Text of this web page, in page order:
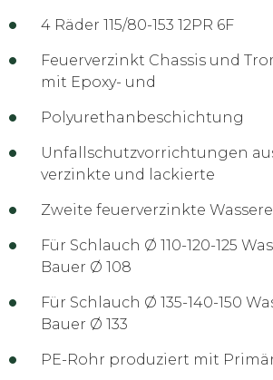
4 Räder 115/80-153 12PR 6F
Feuerverzinkt Chassis und
mit Epoxy- und
Polyurethanbeschichtung
Unfallschutzvorrichtungen
verzinkte und lackierte
Zweite feuerverzinkte
Für Schlauch Ø 110-120-125
Bauer Ø 108
Für Schlauch Ø 135-140-150
Bauer Ø 133
PE-Rohr produziert mit